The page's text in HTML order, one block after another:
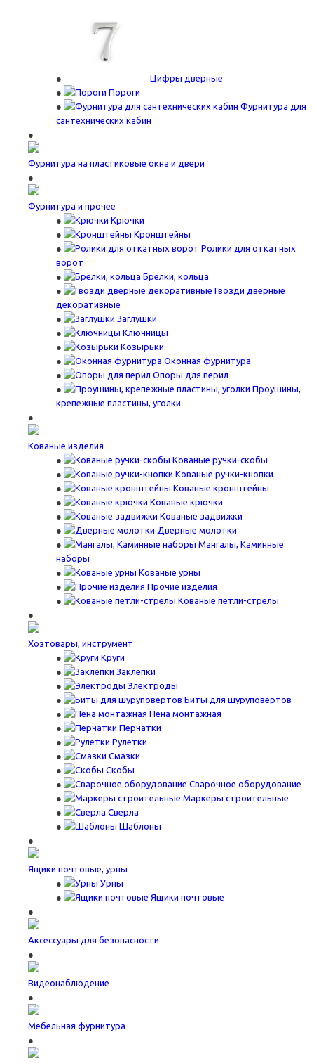
Цифры дверные
Пороги
Фурнитура для
сантехнических кабин
Фурнитура на пластиковые окна и двери
Фурнитура и прочее
Крючки
Кронштейны
Ролики для откатных
ворот
Брелки, кольца
Гвозди дверные
декоративные
Заглушки
Ключницы
Козырьки
Оконная фурнитура
Опоры для перил
Проушины,
крепежные пластины, уголки
Кованые изделия
Кованые ручки-скобы
Кованые ручки-кнопки
Кованые кронштейны
Кованые крючки
Кованые задвижки
Дверные молотки
Мангалы, Каминные
наборы
Кованые урны
Прочие изделия
Кованые петли-стрелы
Хозтовары, инструмент
Круги
Заклепки
Электроды
Биты для шуруповертов
Пена монтажная
Перчатки
Рулетки
Смазки
Скобы
Сварочное оборудование
Маркеры строительные
Сверла
Шаблоны
Ящики почтовые, урны
Урны
Ящики почтовые
Аксессуары для безопасности
Видеонаблюдение
Мебельная фурнитура